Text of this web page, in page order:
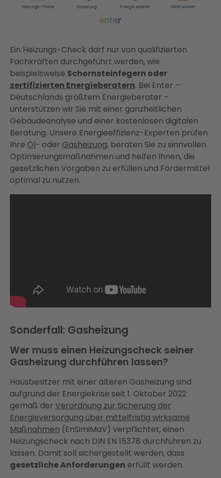
Ein Heizungs-Check darf nur von qualifizierten
Fachkräften durchgeführt werden, wie
beispielsweise Schornsteinfegern oder
zertifizierten Energieberatern. Bei Enter –
Deutschlands größtem Energieberater –
unterstützen wir Sie mit einer ganzheitlichen
Gebäudeanalyse und einer kostenlosen digitalen
Beratung. Unsere Energieeffizienz-Experten prüfen
Ihre Öl- oder Gasheizung, beraten Sie zu sinnvollen
Optimierungsmaßnahmen und helfen Ihnen, die
gesetzlichen Vorgaben zu erfüllen und Fördermittel
optimal zu nutzen​​.
Sonderfall: Gasheizung
Wer muss einen Heizungscheck seiner
Gasheizung durchführen lassen?
Hausbesitzer mit einer älteren Gasheizung sind
aufgrund der Energiekrise seit 1. Oktober 2022
gemäß der Verordnung zur Sicherung der
Energieversorgung über mittelfristig wirksame
Maßnahmen (EnSimiMaV) verpflichtet, einen
Heizungscheck nach DIN EN 15378 durchführen zu
lassen. Damit soll sichergestellt werden, dass
gesetzliche Anforderungen erfüllt werden.